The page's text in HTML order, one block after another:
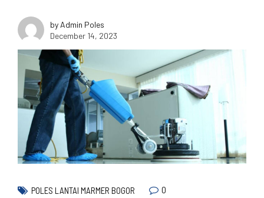
by Admin Poles
December 14, 2023
POLES LANTAI MARMER BOGOR 0